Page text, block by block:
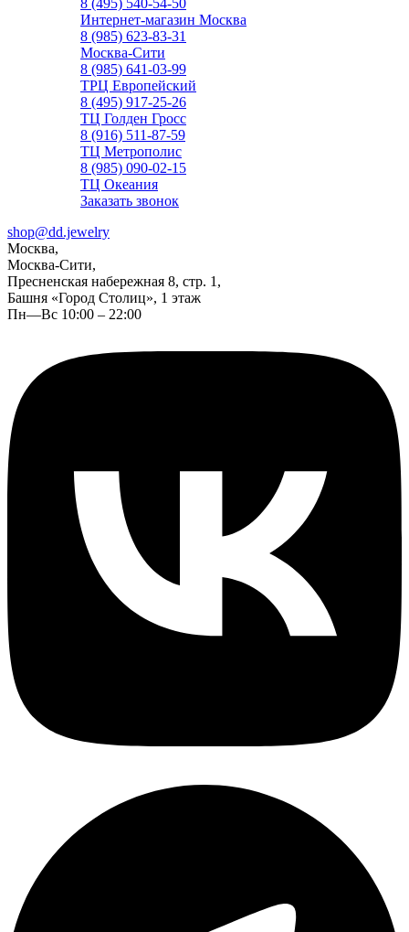
8 (495) 540-54-50
Интернет-магазин Москва
8 (985) 623-83-31
Москва-Сити
8 (985) 641-03-99
ТРЦ Европейский
8 (495) 917-25-26
ТЦ Голден Гросс
8 (916) 511-87-59
ТЦ Метрополис
8 (985) 090-02-15
ТЦ Океания
Заказать звонок
shop@dd.jewelry
Москва,
Москва-Сити,
Пресненская набережная 8, стр. 1,
Башня «Город Столиц», 1 этаж
Пн—Вс 10:00 – 22:00